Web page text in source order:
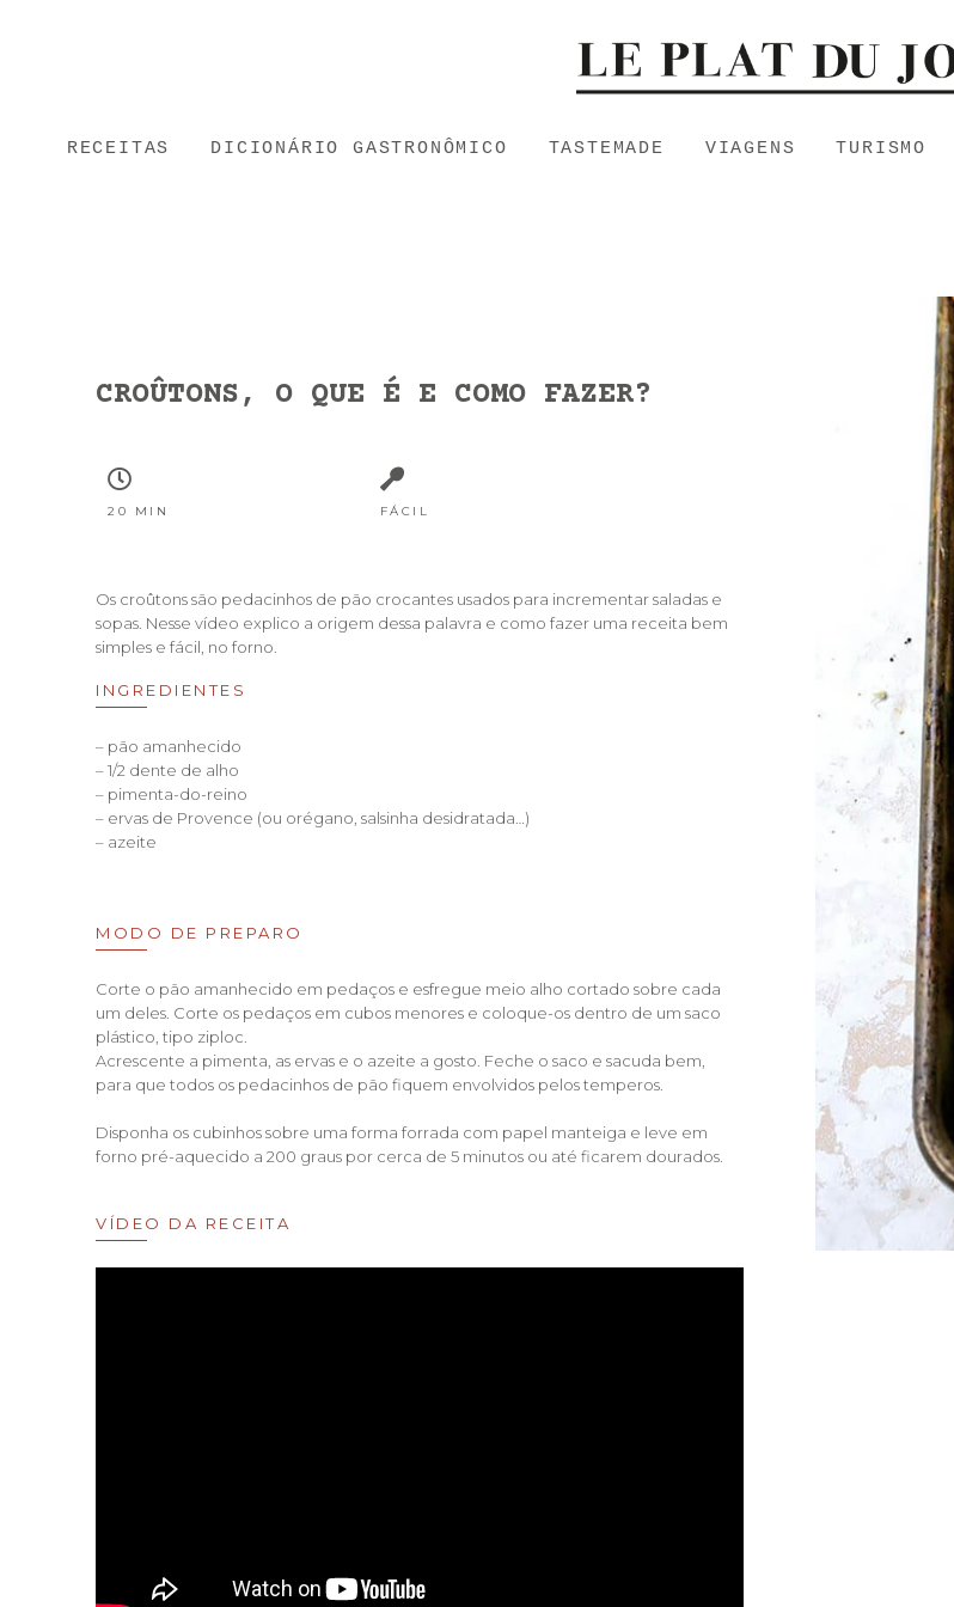
RECEITAS DICIONÁRIO GASTRONÔMICO TASTEMADE VIAGENS TURISMO
CROÛTONS, O QUE É E COMO FAZER?
20 MIN FÁCIL
Os croûtons são pedacinhos de pão crocantes usados para incrementar saladas e
sopas. Nesse vídeo explico a origem dessa palavra e como fazer uma receita bem
simples e fácil, no forno.
INGREDIENTES
– pão amanhecido
– 1/2 dente de alho
– pimenta-do-reino
– ervas de Provence (ou orégano, salsinha desidratada…)
– azeite
MODO DE PREPARO
Corte o pão amanhecido em pedaços e esfregue meio alho cortado sobre cada
um deles. Corte os pedaços em cubos menores e coloque-os dentro de um saco
plástico, tipo ziploc.
Acrescente a pimenta, as ervas e o azeite a gosto. Feche o saco e sacuda bem,
para que todos os pedacinhos de pão fiquem envolvidos pelos temperos.
Disponha os cubinhos sobre uma forma forrada com papel manteiga e leve em
forno pré-aquecido a 200 graus por cerca de 5 minutos ou até ficarem dourados.
VÍDEO DA RECEITA